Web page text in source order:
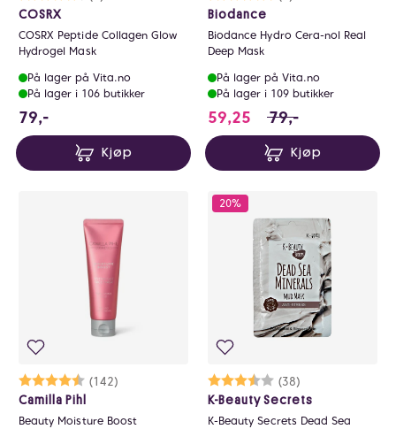
COSRX
COSRX Peptide Collagen Glow
Hydrogel Mask
På lager på Vita.no
På lager i 106 butikker
79,-
Kjøp
Biodance
Biodance Hydro Cera-nol Real
Deep Mask
På lager på Vita.no
På lager i 109 butikker
59,25 59.25 i stedet for
79,-
Kjøp
Karakter:
(142)
4.6 av 5 mulige
Camilla Pihl
Beauty Moisture Boost
20%
Karakter:
(38)
3.9 av 5 mulige
K-Beauty Secrets
K-Beauty Secrets Dead Sea